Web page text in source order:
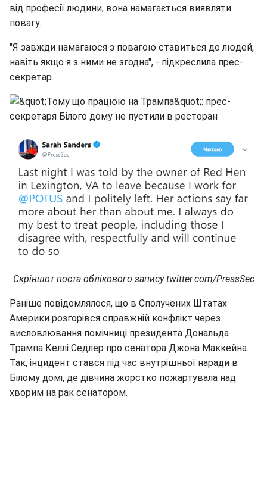
від професії людини, вона намагається виявляти
повагу.
"Я завжди намагаюся з повагою ставиться до людей,
навіть якщо я з ними не згодна", - підкреслила прес-
секретар.
Скріншот поста облікового запису twitter.com/PressSec
Раніше повідомлялося, що в Сполучених Штатах
Америки розгорівся справжній конфлікт через
висловлювання помічниці президента Дональда
Трампа Келлі Седлер про сенатора Джона Маккейна.
Так, інцидент стався під час внутрішньої наради в
Білому домі, де дівчина жорстко пожартувала над
хворим на рак сенатором.